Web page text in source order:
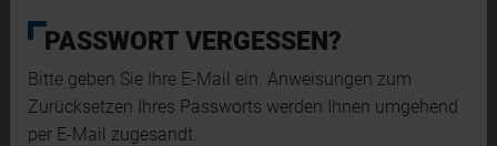
Lebensmittelindustrie
PASSWORT VERGESSEN?
Bitte geben Sie Ihre E-Mail ein. Anweisungen zum
Zurücksetzen Ihres Passworts werden Ihnen umgehend
per E-Mail zugesandt.